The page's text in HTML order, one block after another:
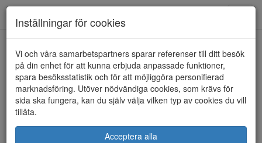
HEM ULRIKA DESIGN
Inställningar för cookies
Vi och våra samarbetspartners sparar referenser till ditt besök
på din enhet för att kunna erbjuda anpassade funktioner,
spara besöksstatistik och för att möjliggöra personifierad
marknadsföring. Utöver nödvändiga cookies, som krävs för
sida ska fungera, kan du själv välja vilken typ av cookies du vill
tillåta.
Acceptera alla